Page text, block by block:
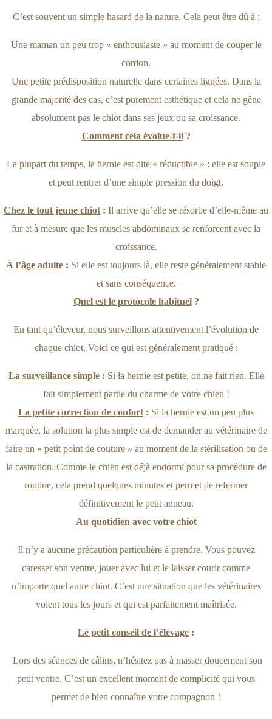
C’est souvent un simple hasard de la nature. Cela peut être dû à :
Une maman un peu trop « enthousiaste » au moment de couper le
cordon.
Une petite prédisposition naturelle dans certaines lignées. Dans la
grande majorité des cas, c’est purement esthétique et cela ne gêne
absolument pas le chiot dans ses jeux ou sa croissance.
Comment cela évolue-t-il?
La plupart du temps, la hernie est dite « réductible » : elle est souple
et peut rentrer d’une simple pression du doigt.
Chez le tout jeune chiot : Il arrive qu’elle se résorbe d’elle-même au
fur et à mesure que les muscles abdominaux se renforcent avec la
croissance.
À l’âge adulte : Si elle est toujours là, elle reste généralement stable
et sans conséquence.
Quel est le protocole habituel?
En tant qu’éleveur, nous surveillons attentivement l’évolution de
chaque chiot. Voici ce qui est généralement pratiqué :
La surveillance simple: Si la hernie est petite, on ne fait rien. Elle
fait simplement partie du charme de votre chien !
La petite correction de confort : Si la hernie est un peu plus
marquée, la solution la plus simple est de demander au vétérinaire de
faire un « petit point de couture » au moment de la stérilisation ou de
la castration. Comme le chien est déjà endormi pour sa procédure de
routine, cela prend quelques minutes et permet de refermer
définitivement le petit anneau.
Au quotidien avec votre chiot
Il n’y a aucune précaution particulière à prendre. Vous pouvez
caresser son ventre, jouer avec lui et le laisser courir comme
n’importe quel autre chiot. C’est une situation que les vétérinaires
voient tous les jours et qui est parfaitement maîtrisée.
Le petit conseil de l’élevage :
Lors des séances de câlins, n’hésitez pas à masser doucement son
petit ventre. C’est un excellent moment de complicité qui vous
permet de bien connaître votre compagnon !